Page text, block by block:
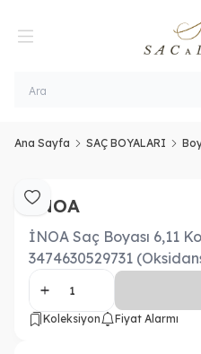
Ana Sayfa SAÇ BOYALARI
Favoriye Ekle
İNOA
İNOA Saç Boyası 6,11
3474630529731
Koleksiyon Fiyat Alarmı